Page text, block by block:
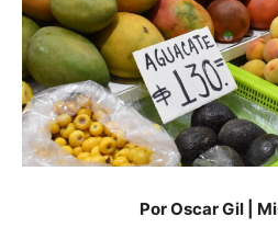
Por Oscar Gil |